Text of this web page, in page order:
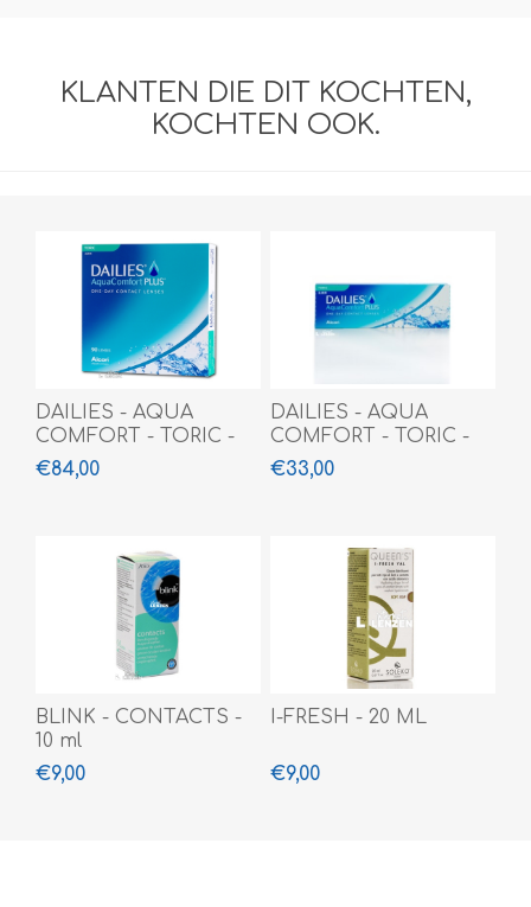
KLANTEN DIE DIT KOCHTEN,
KOCHTEN OOK.
DAILIES - AQUA
COMFORT - TORIC -
90 PACK
€84,00
DAILIES - AQUA
COMFORT - TORIC -
30 PACK
€33,00
BLINK - CONTACTS -
10 ml
€9,00
I-FRESH - 20 ML
€9,00